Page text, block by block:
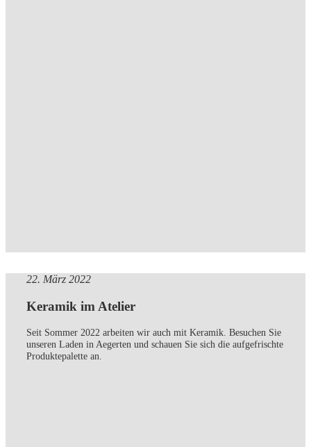
22. März 2022
Keramik im Atelier
Seit Sommer 2022 arbeiten wir auch mit Keramik. Besuchen Sie
unseren Laden in Aegerten und schauen Sie sich die aufgefrischte
Produktepalette an.